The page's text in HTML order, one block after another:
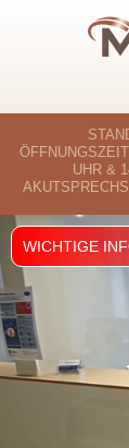
UHR &
WICHTIGE